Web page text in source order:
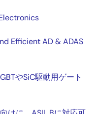
Efficient AD & ADAS
やSiC駆動用ゲート